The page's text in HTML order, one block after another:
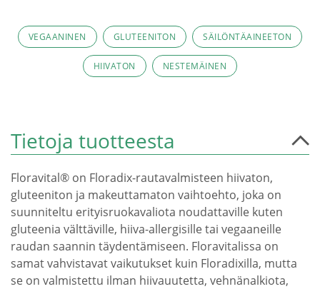
VEGAANINEN GLUTEENITON SÄILÖNTÄAINEETON
HIIVATON NESTEMÄINEN
Tietoja tuotteesta
Floravital® on Floradix-rautavalmisteen hiivaton,
gluteeniton ja makeuttamaton vaihtoehto, joka on
suunniteltu erityisruokavaliota noudattaville kuten
gluteenia välttäville, hiiva-allergisille tai vegaaneille
raudan saannin täydentämiseen. Floravitalissa on
samat vahvistavat vaikutukset kuin Floradixilla, mutta
se on valmistettu ilman hiivauutetta, vehnänalkiota,